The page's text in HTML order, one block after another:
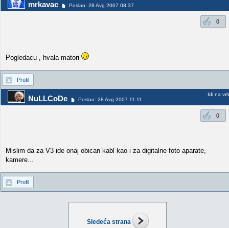
Sledeća strana
mrkavac Poslao: 28 Avg 2007 08:37
0
Pogledacu , hvala matori
Profil
NuLLCoDe Poslao: 28 Avg 2007 11:11
Idi na vrh
0
Mislim da za V3 ide onaj obican kabl kao i za digitalne foto aparate,
kamere...
Profil